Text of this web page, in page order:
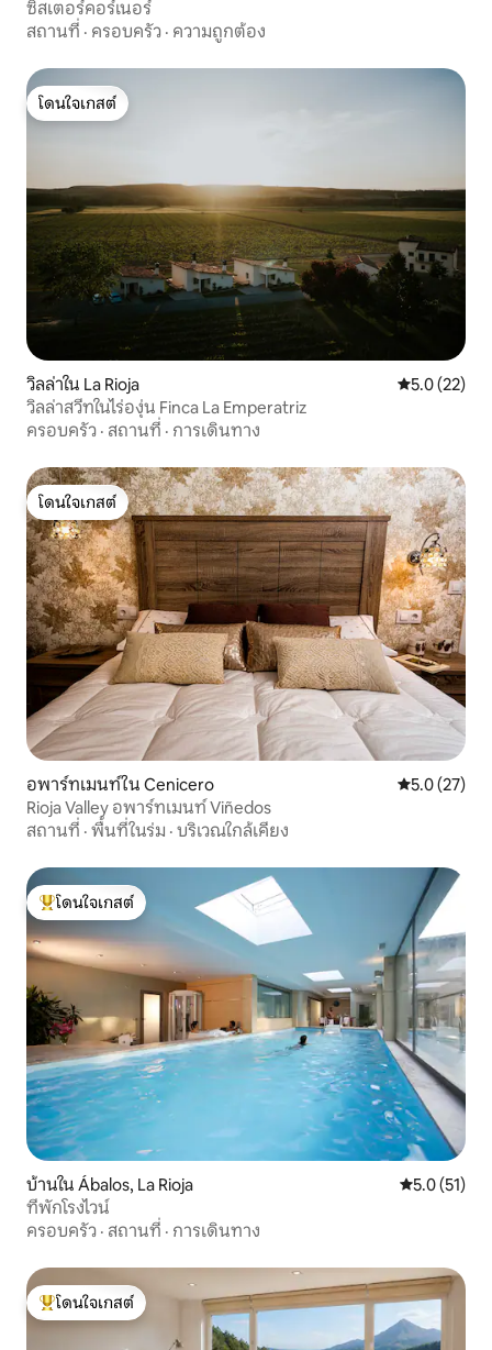
ซิสเตอร์คอร์เนอร์
สถานที่ · ครอบครัว · ความถูกต้อง
โดนใจเกสต์
โดนใจเกสต์
วิลล่าใน La Rioja คะแนนเฉลี่ย
5.0 (22)
วิลล่าสวีทในไร่องุ่น Finca La Emperatriz
ครอบครัว · สถานที่ · การเดินทาง
โดนใจเกสต์
โดนใจเกสต์
อพาร์ทเมนท์ใน Cenicero คะแนนเฉลี่ย
5.0 (27)
Rioja Valley อพาร์ทเมนท์ Viñedos
สถานที่ · พื้นที่ในร่ม · บริเวณใกล้เคียง
โดนใจเกสต์ที่สุด
โดนใจเกสต์
บ้านใน Ábalos, La Rioja คะแนนเฉลี่ย
5.0 (51)
ที่พักโรงไวน์
ครอบครัว · สถานที่ · การเดินทาง
โดนใจเกสต์ที่สุด
โดนใจเกสต์